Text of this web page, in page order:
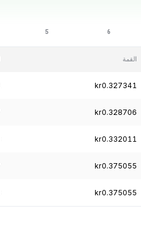
القمة
kr0.327341
kr0.328706
kr0.332011
kr0.375055
kr0.375055